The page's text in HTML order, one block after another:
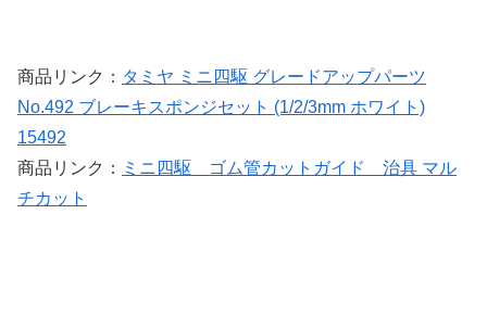
商品リンク： タミヤ ミニ四駆 グレードアップパーツ
No.492 ブレーキスポンジセット (1/2/3mm ホワイト)
15492
商品リンク：
ミニ四駆 ゴム管カットガイド 治具 マル
チカット